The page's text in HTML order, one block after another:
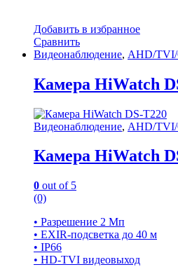
Добавить в избранное
Сравнить
Видеонаблюдение, AHD/
Камера HiWatch
Видеонаблюдение, AHD/
Камера HiWatch
0 out of 5
(0)
• Разрешение 2 Мп
• EXIR-подсветка до 40 м
• IP66
• HD-TVI видеовыход